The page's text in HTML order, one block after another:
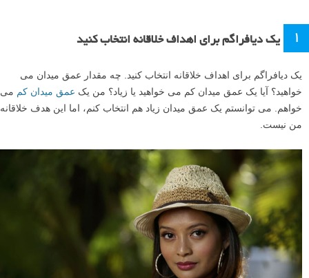
۱ یک دیافراگم برای اهداف خلاقانه انتخاب کنید
یک دیافراگم برای اهداف خلاقانه انتخاب کنید. چه مقدار عمق میدان می
خواهید؟ آیا یک عمق میدان کم می خواهید یا زیاد؟ من یک عمق میدان کم می
خواهم. می توانستم یک عمق میدان زیاد هم انتخاب کنم، اما این هدف خلاقانه
من نیست.